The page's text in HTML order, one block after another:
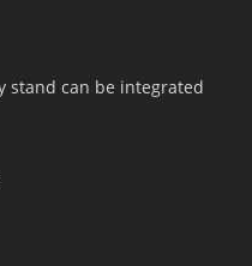
stand can be integrated